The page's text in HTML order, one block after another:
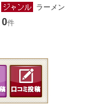
ラーメン
0件